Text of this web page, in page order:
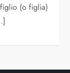
(o figlia)